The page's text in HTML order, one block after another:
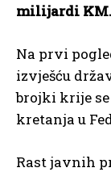
milijardi KM.
Na prvi
izvješću
brojki krije
kretanja u
Rast javnih